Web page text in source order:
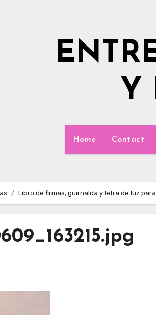
Y
Home Contact
Libro de firmas, guirnalda y letra de luz